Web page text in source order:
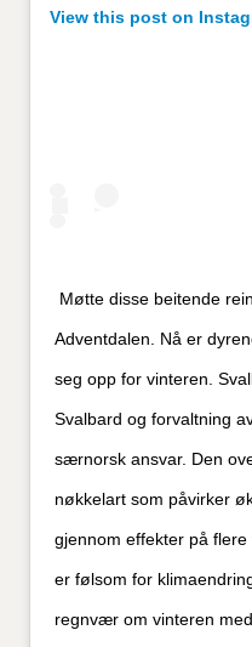
View this post on
Møtte disse beitende
Adventdalen. Nå er
seg opp for vinteren.
Svalbard og forvaltning
særnorsk ansvar. Den
nøkkelart som påvirker
gjennom effekter på
er følsom for
regnvær om vinteren